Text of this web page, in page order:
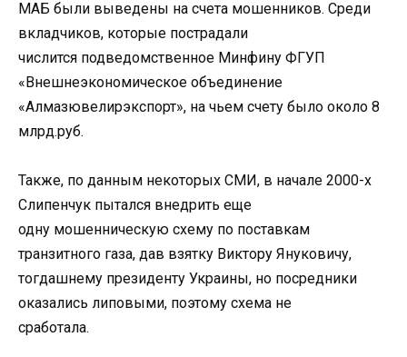
МАБ были выведены на счета мошенников. Среди
вкладчиков, которые пострадали
числится подведомственное Минфину ФГУП
«Внешнеэкономическое объединение
«Алмазювелирэкспорт», на чьем счету было около 8
млрд.руб.
Также, по данным некоторых СМИ, в начале 2000-х
Слипенчук пытался внедрить еще
одну мошенническую схему по поставкам
транзитного газа, дав взятку Виктору Януковичу,
тогдашнему президенту Украины, но посредники
оказались липовыми, поэтому схема не
сработала.